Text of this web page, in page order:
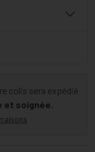
colis sera expédié
et soignée.